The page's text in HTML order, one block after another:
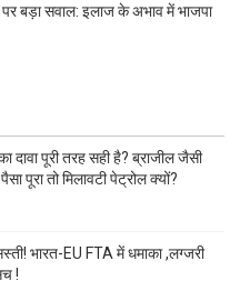
पर बड़ा सवाल: इलाज के अभाव में भाजपा
दावा पूरी तरह सही है? ब्राजील जैसी
पूरा तो मिलावटी पेट्रोल क्यों?
भारत-EU FTA में धमाका ,लग्जरी
!